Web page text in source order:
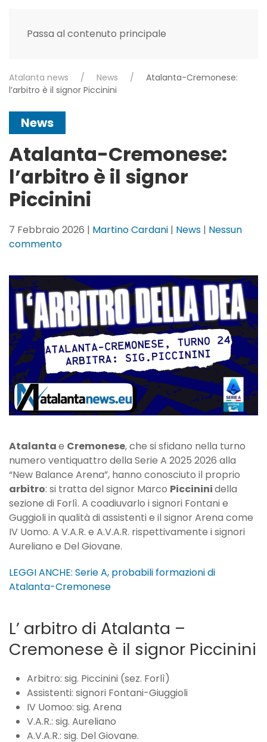
Passa al contenuto principale
Atalanta news News
Atalanta-Cremonese:
l’arbitro è il signor Piccinini
News
Atalanta-Cremonese:
l’arbitro è il signor
Piccinini
7 Febbraio 2026 | Martino Cardani | News | Nessun
commentosu
Cremonese:
l’arbitro
è
il
signor
Piccinini
Atalantae Cremonese, che si sfidano nella turno
numero ventiquattro della Serie A 2025 2026 alla
“New Balance Arena”, hanno conosciuto il proprio
arbitro: si tratta del signor Marco Piccininidella
sezione di Forlì. A coadiuvarlo i signori Fontani e
Guggioli in qualità di assistenti e il signor Arena come
IV Uomo. A V.A.R. e A.V.A.R. rispettivamente i signori
Aureliano e Del Giovane.
LEGGI ANCHE: Serie A, probabili formazioni di
Atalanta-Cremonese
L’ arbitro di Atalanta –
Cremonese è il signor Piccinini
Arbitro: sig. Piccinini (sez. Forlì)
Assistenti: signori Fontani-Giuggioli
IV Uomoo: sig. Arena
V.A.R.: sig. Aureliano
A.V.A.R.: sig. Del Giovane.